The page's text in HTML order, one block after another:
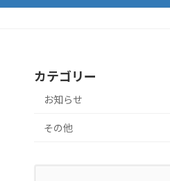
カテゴリー
お知らせ
その他